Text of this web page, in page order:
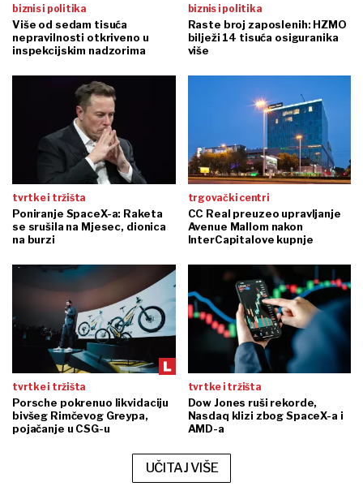
biznis i politika
Više od sedam tisuća
nepravilnosti otkriveno u
inspekcijskim nadzorima
biznis i politika
Raste broj zaposlenih: HZMO
bilježi 14 tisuća osiguranika
više
tvrtke i tržišta
Poniranje SpaceX-a: Raketa
se srušila na Mjesec, dionica
na burzi
trgovački centri
CC Real preuzeo upravljanje
Avenue Mallom nakon
InterCapitalove kupnje
tvrtke i tržišta
Porsche pokrenuo likvidaciju
bivšeg Rimčevog Greypa,
pojačanje u CSG-u
tvrtke i tržišta
Dow Jones ruši rekorde,
Nasdaq klizi zbog SpaceX-a i
AMD-a
UČITAJ VIŠE